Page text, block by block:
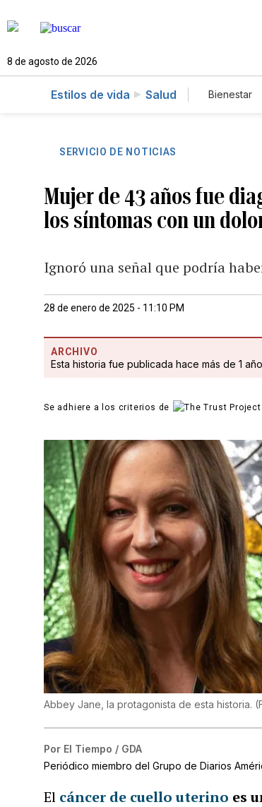
8 de agosto de 2026
Estilos de vida Salud Bienestar
SERVICIO DE NOTICIAS
Mujer de 43 años fue
los síntomas con un
Ignoró una señal que podría
28 de enero de 2025 - 11:10 PM
ARCHIVO
Esta historia fue publicada hace más de 1
Se adhiere a los criterios de
Abbey Jane, la protagonista de esta historia.
Por El Tiempo / GDA
Periódico miembro del Grupo de Diarios
El cáncer de cuello uterino es